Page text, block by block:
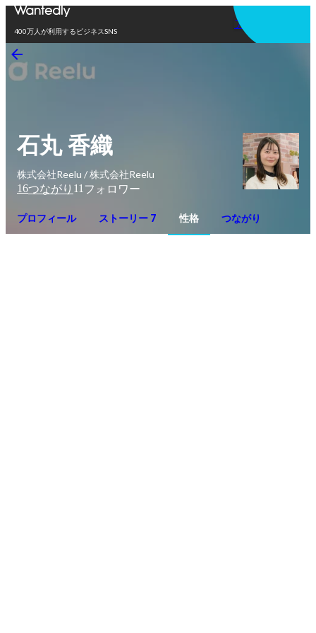
400万人が利用するビジネスSNS
アプリを使う
石丸 香織
株式会社Reelu / 株式会社Reelu
16つながり 11 フォロワー
プロフィール ストーリー 7 性格 つながり